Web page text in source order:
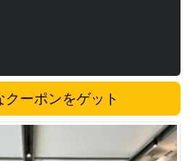
クーポンをゲット